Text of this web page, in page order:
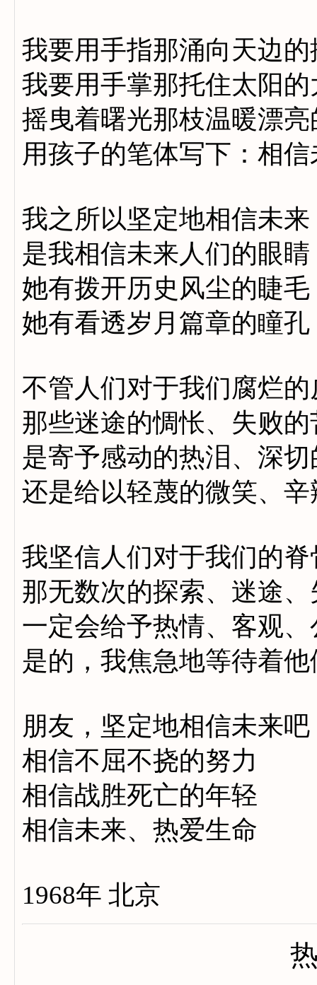
我要用手指那涌向天边的
我要用手掌那托住太阳的
摇曳着曙光那枝温暖漂亮
用孩子的笔体写下：相信
我之所以坚定地相信未来
是我相信未来人们的眼睛
她有拨开历史风尘的睫毛
她有看透岁月篇章的瞳孔
不管人们对于我们腐烂的
那些迷途的惆怅、失败的
是寄予感动的热泪、深
还是给以轻蔑的微笑、
我坚信人们对于我们的脊
那无数次的探索、迷途
一定会给予热情、客观
是的，我焦急地等待着
朋友，坚定地相信未来吧
相信不屈不挠的努力
相信战胜死亡的年轻
相信未来、热爱生命
1968年 北京